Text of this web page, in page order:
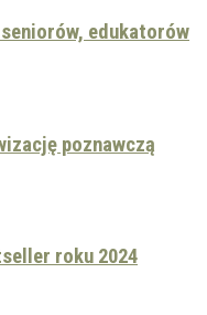
edukatorów
poznawczą
roku 2024